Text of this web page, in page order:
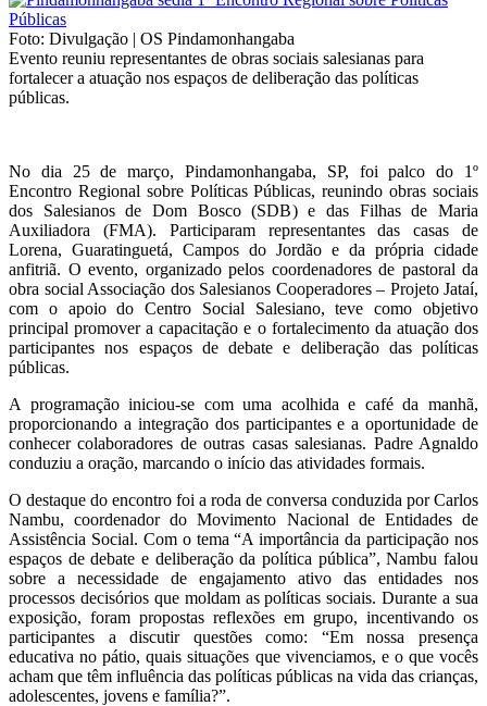
Foto: Divulgação | OS Pindamonhangaba
Evento reuniu representantes de obras sociais salesianas para
fortalecer a atuação nos espaços de deliberação das políticas
públicas.
No dia 25 de março, Pindamonhangaba, SP, foi palco do 1º
Encontro Regional sobre Políticas Públicas, reunindo obras sociais
dos Salesianos de Dom Bosco (SDB) e das Filhas de Maria
Auxiliadora (FMA). Participaram representantes das casas de
Lorena, Guaratinguetá, Campos do Jordão e da própria cidade
anfitriã. O evento, organizado pelos coordenadores de pastoral da
obra social Associação dos Salesianos Cooperadores – Projeto Jataí,
com o apoio do Centro Social Salesiano, teve como objetivo
principal promover a capacitação e o fortalecimento da atuação dos
participantes nos espaços de debate e deliberação das políticas
públicas.
A programação iniciou-se com uma acolhida e café da manhã,
proporcionando a integração dos participantes e a oportunidade de
conhecer colaboradores de outras casas salesianas. Padre Agnaldo
conduziu a oração, marcando o início das atividades formais.
O destaque do encontro foi a roda de conversa conduzida por Carlos
Nambu, coordenador do Movimento Nacional de Entidades de
Assistência Social. Com o tema “A importância da participação nos
espaços de debate e deliberação da política pública”, Nambu falou
sobre a necessidade de engajamento ativo das entidades nos
processos decisórios que moldam as políticas sociais. Durante a sua
exposição, foram propostas reflexões em grupo, incentivando os
participantes a discutir questões como: “Em nossa presença
educativa no pátio, quais situações que vivenciamos, e o que vocês
acham que têm influência das políticas públicas na vida das crianças,
adolescentes, jovens e família?”.